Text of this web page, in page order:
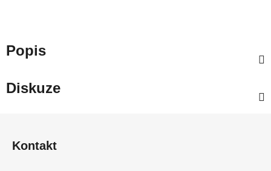
Popis
Diskuze
Kontakt